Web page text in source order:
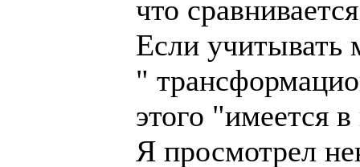
что
Если учитывать
"
этого "имеется
Я просмотрел